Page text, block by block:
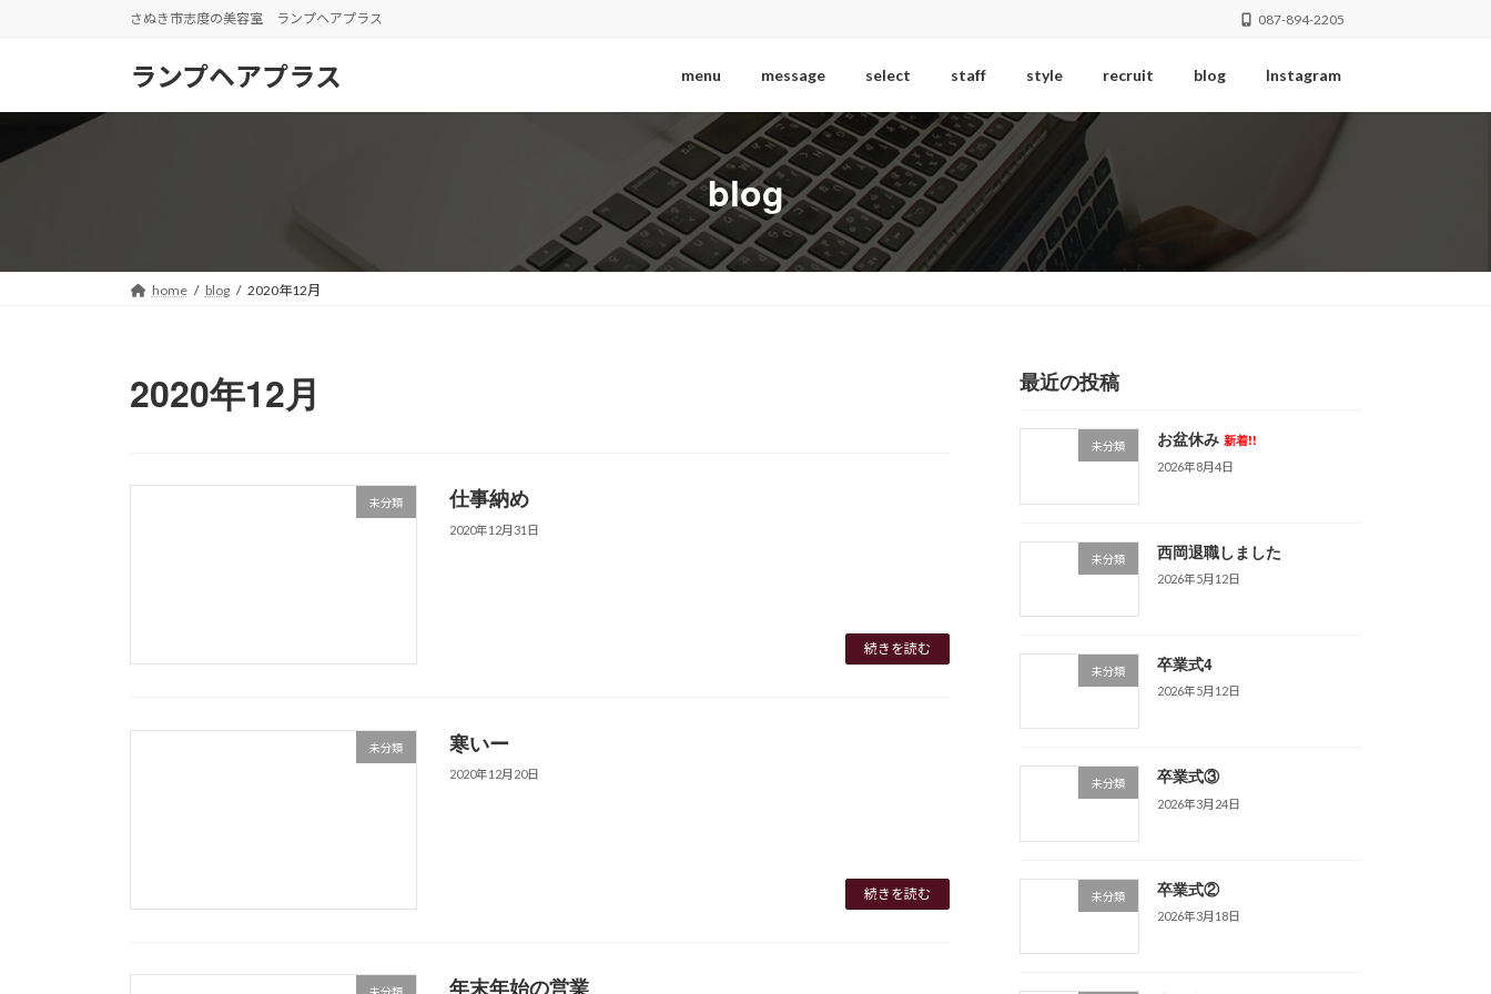
ツ
シ
さぬき市志度の美容室 ランプヘアプラス 087-894-2205
ランプヘアプラス menu message select staff style recruit blog Instagram
blog
home blog 2020年12月
2020年12月
未分類 仕事納め
2020年12月31日
続きを読む
未分類 寒いー
2020年12月20日
続きを読む
年末年始の営業
最近の投稿
未分類 お盆休み 新着!!
2026年8月4日
未分類 西岡退職しました
2026年5月12日
未分類 卒業式4
2026年5月12日
未分類 卒業式③
2026年3月24日
未分類 卒業式②
2026年3月18日